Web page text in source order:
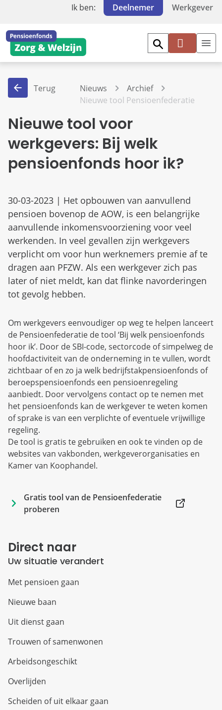
Ik ben: Deelnemer Werkgever
Mi
W
Terug Nieuws
Archief
Nieuwe tool Pensioenfederatie
Nieuwe tool voor
werkgevers: Bij welk
pensioenfonds hoor ik?
30-03-2023 | Het opbouwen van aanvullend
pensioen bovenop de AOW, is een belangrijke
aanvullende inkomensvoorziening voor veel
werkenden. In veel gevallen zijn werkgevers
verplicht om voor hun werknemers premie af te
dragen aan PFZW. Als een werkgever zich pas
later of niet meldt, kan dat flinke navorderingen
tot gevolg hebben.
Om werkgevers eenvoudiger op weg te helpen lanceert
de Pensioenfederatie de tool ‘Bij welk pensioenfonds
hoor ik’. Door de SBI-code, sectorcode of simpelweg de
hoofdactiviteit van de onderneming in te vullen, wordt
zichtbaar of en zo ja welk bedrijfstakpensioenfonds of
beroepspensioenfonds een pensioenregeling
aanbiedt. Door vervolgens contact op te nemen met
het pensioenfonds kan de werkgever te weten komen
of sprake is van een verplichte of eventuele vrijwillige
regeling.
De tool is gratis te gebruiken en ook te vinden op de
websites van vakbonden, werkgeverorganisaties en
Kamer van Koophandel.
Gratis tool van de Pensioenfederatie
proberen
Direct naar
Uw situatie verandert
Met pensioen gaan
Nieuwe baan
Uit dienst gaan
Trouwen of samenwonen
Arbeidsongeschikt
Overlijden
Scheiden of uit elkaar gaan